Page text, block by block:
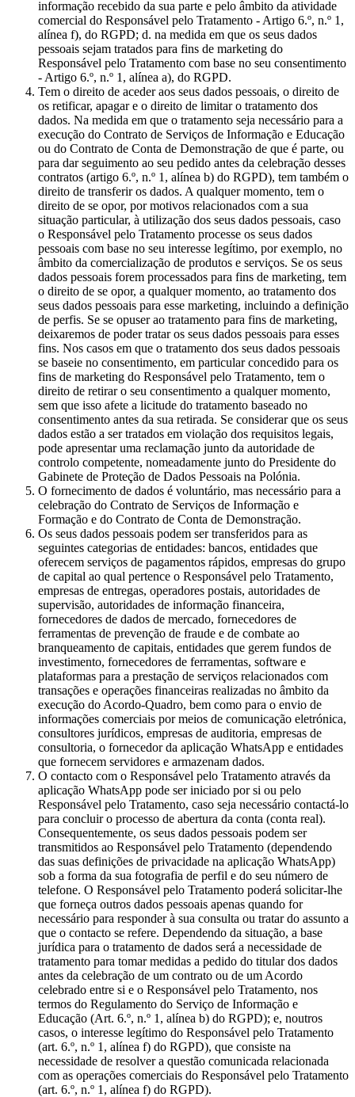
informação recebido da sua parte e pelo âmbito da atividade
comercial do Responsável pelo Tratamento - Artigo 6.º, n.º 1,
alínea f), do RGPD; d. na medida em que os seus dados
pessoais sejam tratados para fins de marketing do
Responsável pelo Tratamento com base no seu consentimento
- Artigo 6.º, n.º 1, alínea a), do RGPD.
Tem o direito de aceder aos seus dados pessoais, o direito de
os retificar, apagar e o direito de limitar o tratamento dos
dados. Na medida em que o tratamento seja necessário para a
execução do Contrato de Serviços de Informação e Educação
ou do Contrato de Conta de Demonstração de que é parte, ou
para dar seguimento ao seu pedido antes da celebração desses
contratos (artigo 6.º, n.º 1, alínea b) do RGPD), tem também o
direito de transferir os dados. A qualquer momento, tem o
direito de se opor, por motivos relacionados com a sua
situação particular, à utilização dos seus dados pessoais, caso
o Responsável pelo Tratamento processe os seus dados
pessoais com base no seu interesse legítimo, por exemplo, no
âmbito da comercialização de produtos e serviços. Se os seus
dados pessoais forem processados para fins de marketing, tem
o direito de se opor, a qualquer momento, ao tratamento dos
seus dados pessoais para esse marketing, incluindo a definição
de perfis. Se se opuser ao tratamento para fins de marketing,
deixaremos de poder tratar os seus dados pessoais para esses
fins. Nos casos em que o tratamento dos seus dados pessoais
se baseie no consentimento, em particular concedido para os
fins de marketing do Responsável pelo Tratamento, tem o
direito de retirar o seu consentimento a qualquer momento,
sem que isso afete a licitude do tratamento baseado no
consentimento antes da sua retirada. Se considerar que os seus
dados estão a ser tratados em violação dos requisitos legais,
pode apresentar uma reclamação junto da autoridade de
controlo competente, nomeadamente junto do Presidente do
Gabinete de Proteção de Dados Pessoais na Polónia.
O fornecimento de dados é voluntário, mas necessário para a
celebração do Contrato de Serviços de Informação e
Formação e do Contrato de Conta de Demonstração.
Os seus dados pessoais podem ser transferidos para as
seguintes categorias de entidades: bancos, entidades que
oferecem serviços de pagamentos rápidos, empresas do grupo
de capital ao qual pertence o Responsável pelo Tratamento,
empresas de entregas, operadores postais, autoridades de
supervisão, autoridades de informação financeira,
fornecedores de dados de mercado, fornecedores de
ferramentas de prevenção de fraude e de combate ao
branqueamento de capitais, entidades que gerem fundos de
investimento, fornecedores de ferramentas, software e
plataformas para a prestação de serviços relacionados com
transações e operações financeiras realizadas no âmbito da
execução do Acordo-Quadro, bem como para o envio de
informações comerciais por meios de comunicação eletrónica,
consultores jurídicos, empresas de auditoria, empresas de
consultoria, o fornecedor da aplicação WhatsApp e entidades
que fornecem servidores e armazenam dados.
O contacto com o Responsável pelo Tratamento através da
aplicação WhatsApp pode ser iniciado por si ou pelo
Responsável pelo Tratamento, caso seja necessário contactá-lo
para concluir o processo de abertura da conta (conta real).
Consequentemente, os seus dados pessoais podem ser
transmitidos ao Responsável pelo Tratamento (dependendo
das suas definições de privacidade na aplicação WhatsApp)
sob a forma da sua fotografia de perfil e do seu número de
telefone. O Responsável pelo Tratamento poderá solicitar-lhe
que forneça outros dados pessoais apenas quando for
necessário para responder à sua consulta ou tratar do assunto a
que o contacto se refere. Dependendo da situação, a base
jurídica para o tratamento de dados será a necessidade de
tratamento para tomar medidas a pedido do titular dos dados
antes da celebração de um contrato ou de um Acordo
celebrado entre si e o Responsável pelo Tratamento, nos
termos do Regulamento do Serviço de Informação e
Educação (Art. 6.º, n.º 1, alínea b) do RGPD); e, noutros
casos, o interesse legítimo do Responsável pelo Tratamento
(art. 6.º, n.º 1, alínea f) do RGPD), que consiste na
necessidade de resolver a questão comunicada relacionada
com as operações comerciais do Responsável pelo Tratamento
(art. 6.º, n.º 1, alínea f) do RGPD).